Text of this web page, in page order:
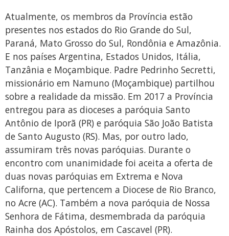
Atualmente, os membros da Província estão
presentes nos estados do Rio Grande do Sul,
Paraná, Mato Grosso do Sul, Rondônia e Amazônia.
E nos países Argentina, Estados Unidos, Itália,
Tanzânia e Moçambique. Padre Pedrinho Secretti,
missionário em Namuno (Moçambique) partilhou
sobre a realidade da missão. Em 2017 a Província
entregou para as dioceses a paróquia Santo
Antônio de Iporã (PR) e paróquia São João Batista
de Santo Augusto (RS). Mas, por outro lado,
assumiram três novas paróquias. Durante o
encontro com unanimidade foi aceita a oferta de
duas novas paróquias em Extrema e Nova
Californa, que pertencem a Diocese de Rio Branco,
no Acre (AC). Também a nova paróquia de Nossa
Senhora de Fátima, desmembrada da paróquia
Rainha dos Apóstolos, em Cascavel (PR).